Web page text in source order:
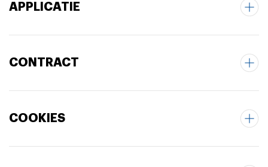
APPLICATIE
CONTRACT
COOKIES